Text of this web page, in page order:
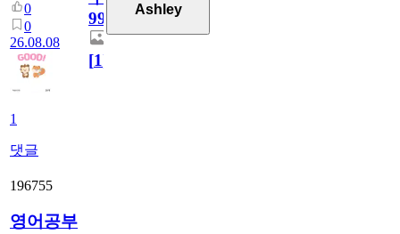
0
0
26.08.08
1
댓글
99
[1]
Ashley
196755
영어공부